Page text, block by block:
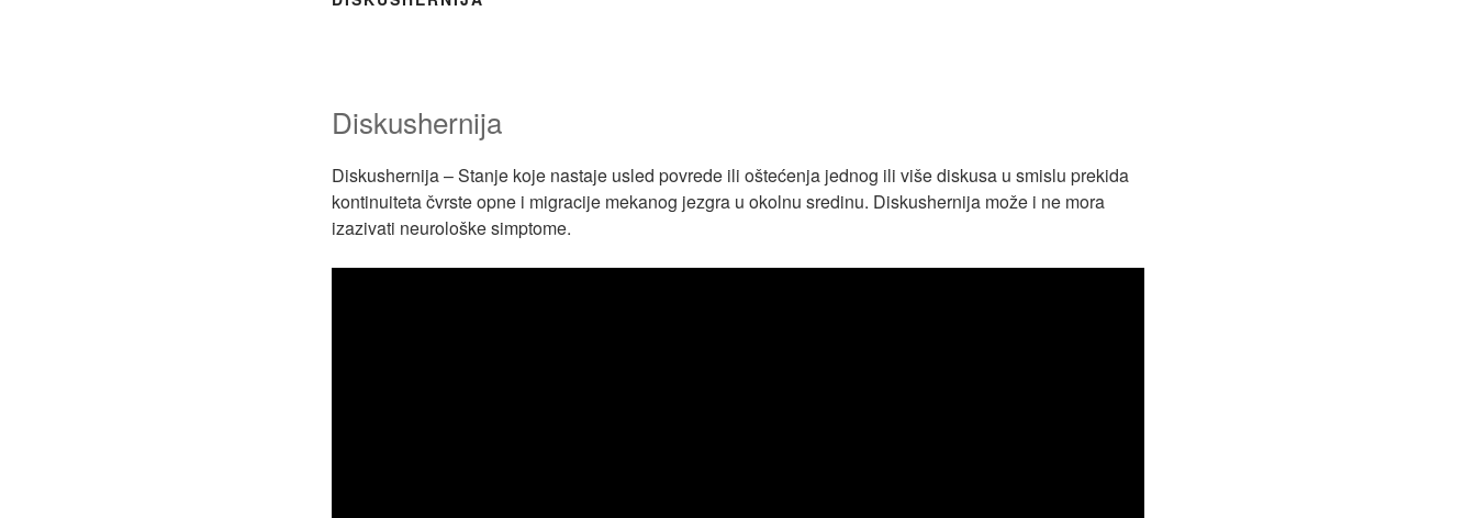
Diskushernija
Diskushernija – Stanje koje nastaje usled povrede ili oštećenja jednog ili više diskusa u smislu prekida
kontinuiteta čvrste opne i migracije mekanog jezgra u okolnu sredinu. Diskushernija može i ne mora
izazivati neurološke simptome.